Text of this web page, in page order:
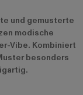
und gemusterte
modische
Vibe. Kombiniert
besonders